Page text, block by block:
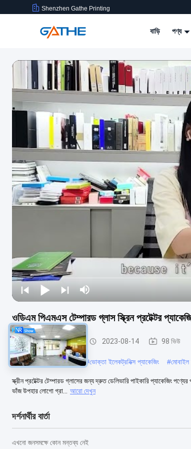
Shenzhen Gathe Printing
বাড়ি পণ্য
ওডিএম পিএমএস টেম্পারড গ্লাস স্ক্রিন প্রটেক্টর প্যাকেজিং
স্ক্রিন প্রোটেক্টর প্যাকেজিং 2023-08-14 98 ভিউ
#কাস্টম ফোন কেস প্যাকেজিং #ভোক্তা ইলেকট্রনিক্স প্যাকেজিং #মোবাইল
স্ক্রীন প্রটেক্টর টেম্পারড গ্লাসের জন্য দ্রুত ডেলিভারি পাইকারি প্যাকেজিং
ভাঁজ উপহার লোগো গ্রা...
আরো দেখুন
দর্শনার্থীর বার্তা
এখনো জনসমক্ষে কোন মন্তব্য নেই